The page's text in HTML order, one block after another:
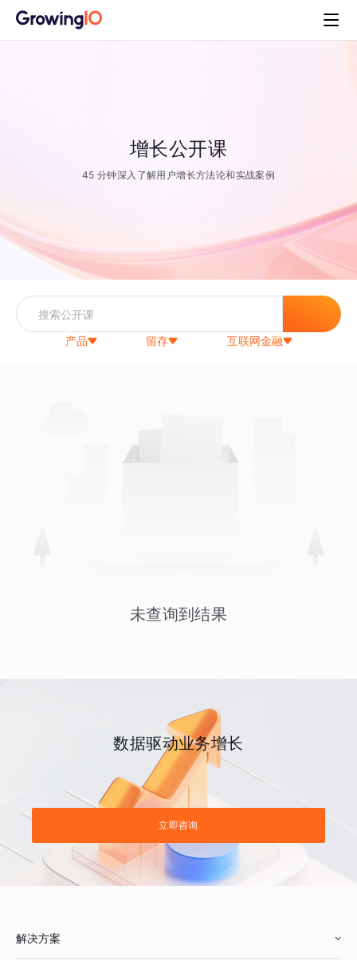
增长公开课
45 分钟深入了解用户增长方法论和实战案例
产品 留存 互联网金融
未查询到结果
数据驱动业务增长
立即咨询
解决方案